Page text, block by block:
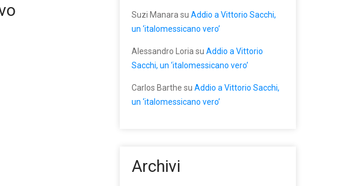
Suzi Manara su Addio a Vittorio Sacchi,
un ‘italomessicano vero’
Alessandro Loria su Addio a Vittorio
Sacchi, un ‘italomessicano vero’
Carlos Barthe su Addio a Vittorio Sacchi,
un ‘italomessicano vero’
Archivi